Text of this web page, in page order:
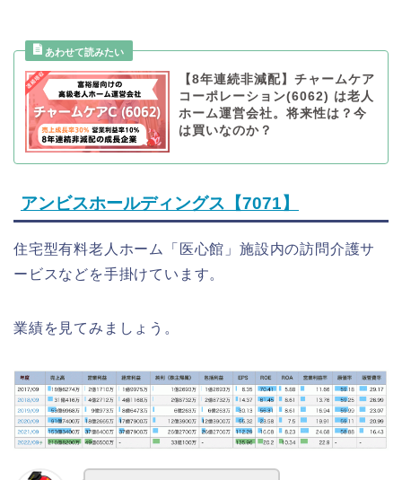
【8年連続非減配】チャームケア
コーポレーション(6062) は老人
ホーム運営会社。将来性は？今
は買いなのか？
アンビスホールディングス【7071】
住宅型有料老人ホーム「医心館」施設内の訪問介護サ
ービスなどを手掛けています。
業績を見てみましょう。